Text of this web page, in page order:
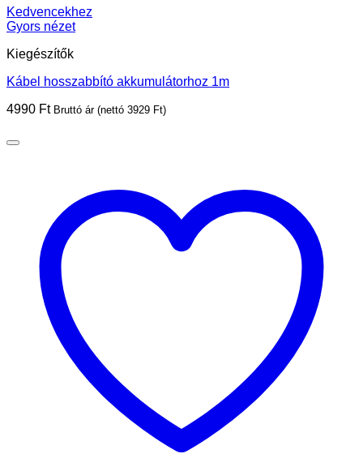
Kedvencekhez
Gyors nézet
Kiegészítők
Kábel hosszabbító akkumulátorhoz 1m
4990 Ft Bruttó ár (nettó 3929 Ft)